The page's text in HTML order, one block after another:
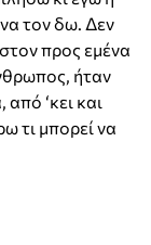
τον δω. Δεν
προς εμένα
ήταν
‘κει και
τι μπορεί να